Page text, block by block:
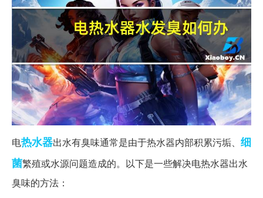
电热水器出水有臭味通常是由于热水器内部积累污垢、 细
菌繁殖或水源问题造成的。以下是一些解决电热水器出水
臭味的方法：